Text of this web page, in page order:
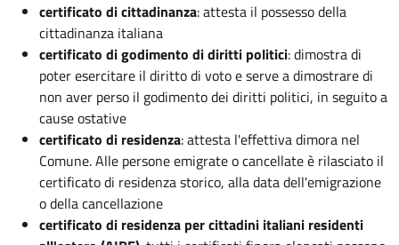
certificato di cittadinanza: attesta il possesso della
cittadinanza italiana
certificato di godimento di diritti politici: dimostra di
poter esercitare il diritto di voto e serve a dimostrare di
non aver perso il godimento dei diritti politici, in seguito a
cause ostative
certificato di residenza: attesta l'effettiva dimora nel
Comune. Alle persone emigrate o cancellate è rilasciato il
certificato di residenza storico, alla data dell'emigrazione
o della cancellazione
certificato di residenza per cittadini italiani residenti